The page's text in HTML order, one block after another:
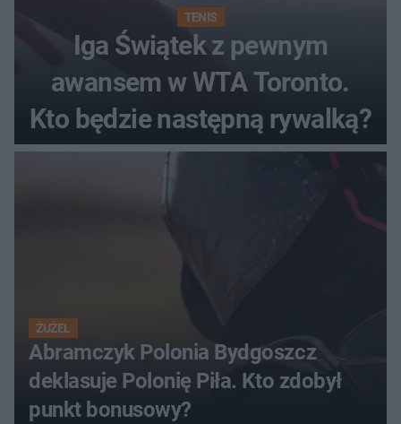
TENIS
Iga Świątek z pewnym
awansem w WTA Toronto.
Kto będzie następną rywalką?
ŻUŻEL
Abramczyk Polonia Bydgoszcz
deklasuje Polonię Piła. Kto zdobył
punkt bonusowy?